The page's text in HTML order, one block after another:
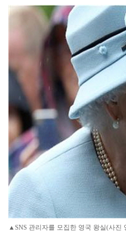
▲SNS 관리자를 모집한 영국 왕실(사진